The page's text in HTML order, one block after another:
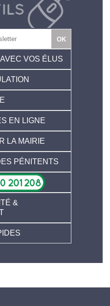
VOS ÉLUS
EN LIGNE
LA MAIRIE
PÉNITENTS
&